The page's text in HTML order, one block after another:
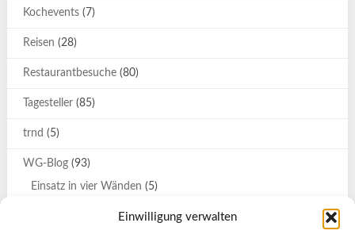
Einwilligung verwalten
Kochevents(7)
Reisen (28)
Restaurantbesuche(80)
Tagesteller(85)
trnd (5)
WG-Blog(93)
Einsatz in vier Wänden (5)